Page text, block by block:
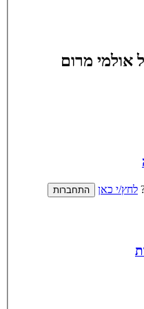
אולמי מרום
לחץ/י כאן התחברות